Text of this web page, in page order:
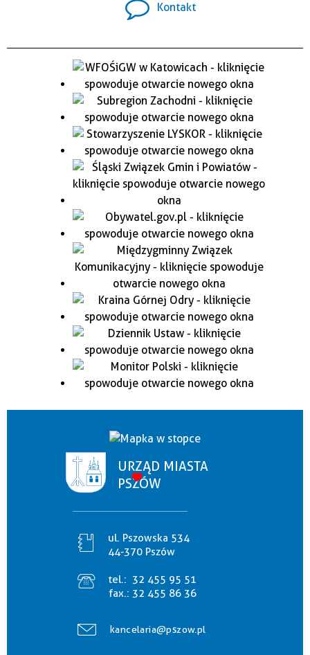
Kontakt
URZĄD MIASTA
PSZÓW
ul. Pszowska 534
44-370 Pszów
tel.: 32 455 95 51
fax.: 32 455 86 36
kancelaria@pszow.pl